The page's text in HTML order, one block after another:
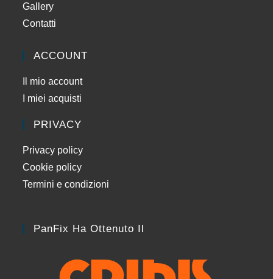
Gallery
Contatti
ACCOUNT
Il mio account
I miei acquisti
PRIVACY
Privacy policy
Cookie policy
Termini e condizioni
PanFix Ha Ottenuto Il